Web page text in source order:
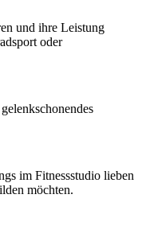
und ihre Leistung
oder
im Fitnessstudio lieben
möchten.